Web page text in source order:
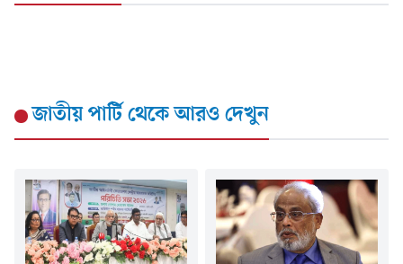
জাতীয় পার্টিথেকে আরও দেখুন